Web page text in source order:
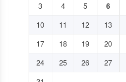
3
4 5 6
10
11 12 13
17
18 19 20
24
25 26 27